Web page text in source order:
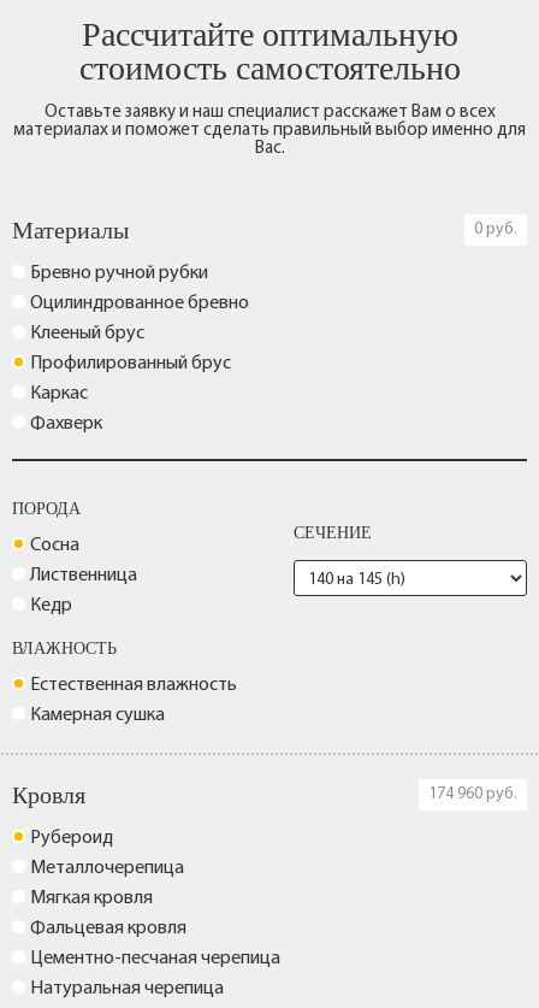
Рассчитайте оптимальную
стоимость самостоятельно
Оставьте заявку и наш специалист расскажет Вам о всех
материалах и поможет сделать правильный выбор именно для
Вас.
Материалы 0 руб.
Бревно ручной рубки
Оцилиндрованное бревно
Клееный брус
Профилированный брус
Каркас
Фахверк
ПОРОДА
Сосна
Лиственница
Кедр
СЕЧЕНИЕ
ВЛАЖНОСТЬ
Естественная влажность
Камерная сушка
Кровля 174 960 руб.
Рубероид
Металлочерепица
Мягкая кровля
Фальцевая кровля
Цементно-песчаная черепица
Натуральная черепица